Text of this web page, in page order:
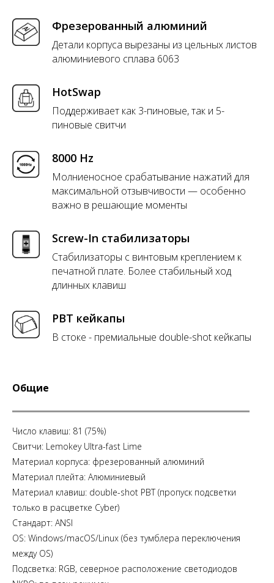
Фрезерованный алюминий
Детали корпуса вырезаны из цельных листов
алюминиевого сплава 6063
HotSwap
Поддерживает как 3-пиновые, так и 5-
пиновые свитчи
8000 Hz
Молниеносное срабатывание нажатий для
максимальной отзывчивости — особенно
важно в решающие моменты
Screw-In стабилизаторы
Стабилизаторы с винтовым креплением к
печатной плате. Более стабильный ход
длинных клавиш
PBT кейкапы
В стоке - премиальные double-shot кейкапы
Общие
Число клавиш: 81 (75%)
Свитчи: Lemokey Ultra-fast Lime
Материал корпуса: фрезерованный алюминий
Материал плейта: Алюминиевый
Материал клавиш: double-shot PBT (пропуск подсветки
только в расцветке Cyber)
Стандарт: ANSI
OS: Windows/macOS/Linux (без тумблера переключения
между OS)
Подсветка: RGB, северное расположение светодиодов